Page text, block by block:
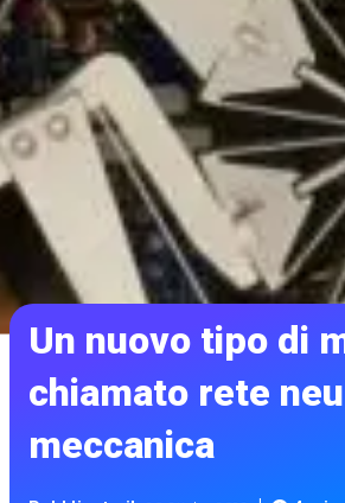
Un nuovo tipo di
chiamato rete
meccanica